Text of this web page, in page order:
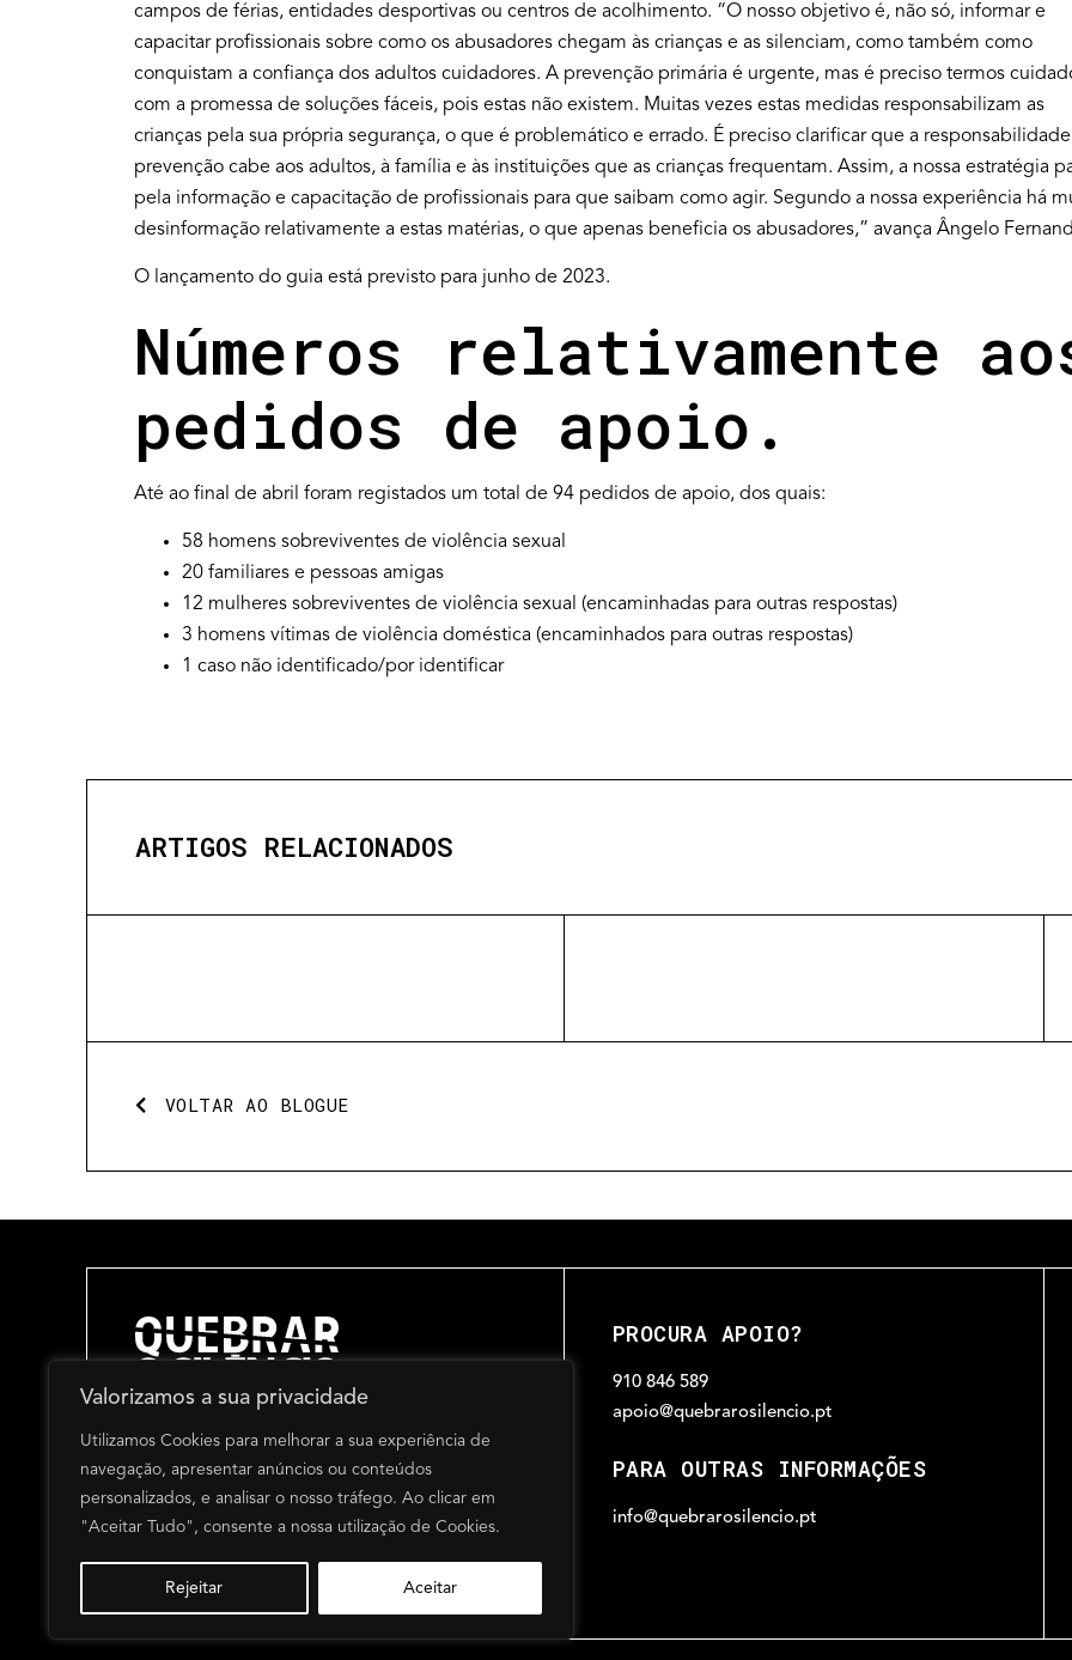
Valorizamos a sua privacidade
Utilizamos Cookies para melhorar a sua experiência de
navegação, apresentar anúncios ou conteúdos
personalizados, e analisar o nosso tráfego. Ao clicar em
"Aceitar Tudo", consente a nossa utilização de Cookies.
Rejeitar Aceitar
campos de férias, entidades desportivas ou centros de acolhimento. “O nosso objetivo é, não só, informar e
capacitar profissionais sobre como os abusadores chegam às crianças e as silenciam, como também como
conquistam a confiança dos adultos cuidadores. A prevenção primária é urgente, mas é preciso termos
com a promessa de soluções fáceis, pois estas não existem. Muitas vezes estas medidas responsabilizam as
crianças pela sua própria segurança, o que é problemático e errado. É preciso clarificar que a
prevenção cabe aos adultos, à família e às instituições que as crianças frequentam. Assim, a nossa estratégia
pela informação e capacitação de profissionais para que saibam como agir. Segundo a nossa experiência há
desinformação relativamente a estas matérias, o que apenas beneficia os abusadores,” avança Ângelo
O lançamento do guia está previsto para junho de 2023.
Números relativamente
pedidos de apoio.
Até ao final de abril foram registados um total de 94 pedidos de apoio, dos quais:
58 homens sobreviventes de violência sexual
20 familiares e pessoas amigas
12 mulheres sobreviventes de violência sexual (encaminhadas para outras respostas)
3 homens vítimas de violência doméstica (encaminhados para outras respostas)
1 caso não identificado/por identificar
ARTIGOS RELACIONADOS
VOLTAR AO BLOGUE
MITOS >
PERGUNTAS FREQUENTES >
DONATIVOS >
PROCURA APOIO?
910 846 589
apoio@quebrarosilencio.pt
PARA OUTRAS INFORMAÇÕES
info@quebrarosilencio.pt